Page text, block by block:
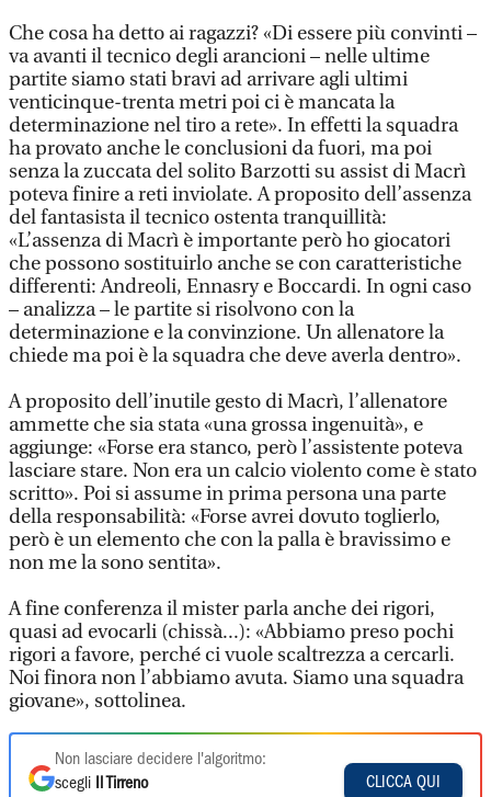
Che cosa ha detto ai ragazzi? «Di essere più convinti –
va avanti il tecnico degli arancioni – nelle ultime
partite siamo stati bravi ad arrivare agli ultimi
venticinque-trenta metri poi ci è mancata la
determinazione nel tiro a rete». In effetti la squadra
ha provato anche le conclusioni da fuori, ma poi
senza la zuccata del solito Barzotti su assist di Macrì
poteva finire a reti inviolate. A proposito dell’assenza
del fantasista il tecnico ostenta tranquillità:
«L’assenza di Macrì è importante però ho giocatori
che possono sostituirlo anche se con caratteristiche
differenti: Andreoli, Ennasry e Boccardi. In ogni caso
– analizza – le partite si risolvono con la
determinazione e la convinzione. Un allenatore la
chiede ma poi è la squadra che deve averla dentro».
A proposito dell’inutile gesto di Macrì, l’allenatore
ammette che sia stata «una grossa ingenuità», e
aggiunge: «Forse era stanco, però l’assistente poteva
lasciare stare. Non era un calcio violento come è stato
scritto». Poi si assume in prima persona una parte
della responsabilità: «Forse avrei dovuto toglierlo,
però è un elemento che con la palla è bravissimo e
non me la sono sentita».
A fine conferenza il mister parla anche dei rigori,
quasi ad evocarli (chissà...): «Abbiamo preso pochi
rigori a favore, perché ci vuole scaltrezza a cercarli.
Noi finora non l’abbiamo avuta. Siamo una squadra
giovane», sottolinea.
Non lasciare decidere l'algoritmo:
scegli
Il Tirreno
CLICCA QUI